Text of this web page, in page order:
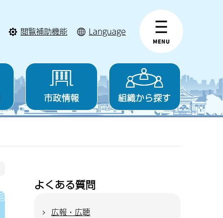
閲覧補助機能 Language
市政情報 組織から探す
よくある質問
広報・広聴